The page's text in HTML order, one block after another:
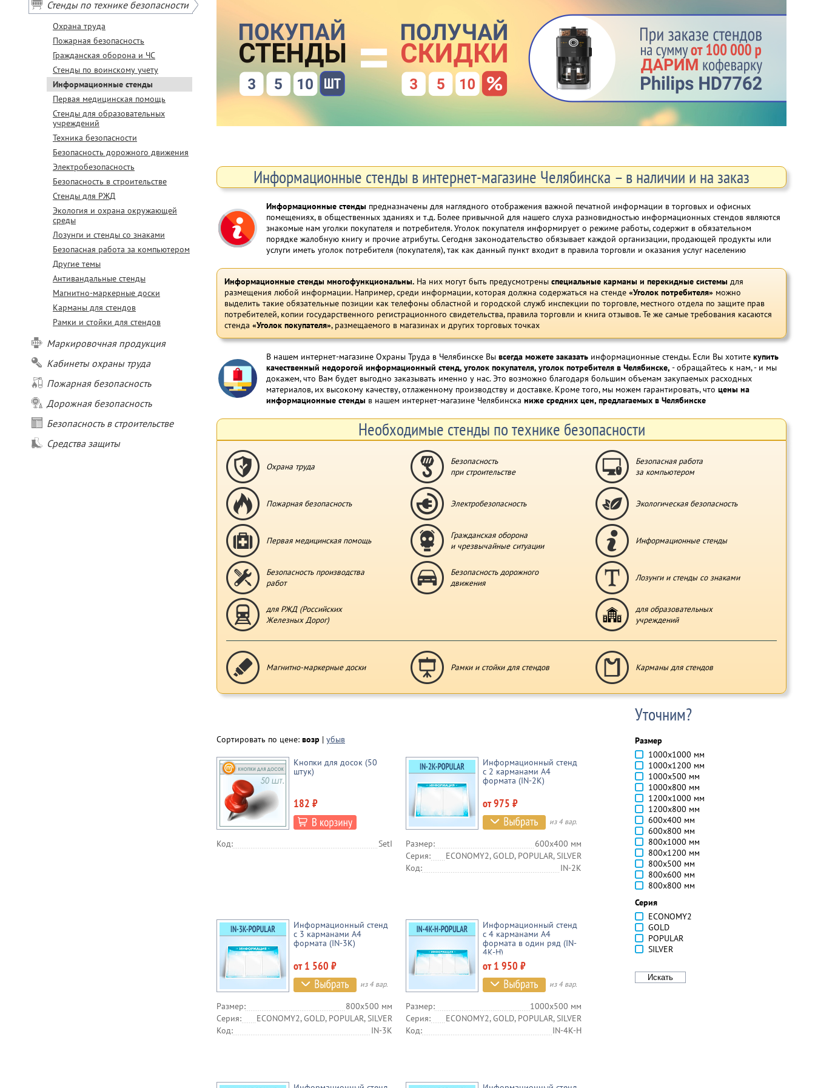
Стенды по технике безопасности
Охрана труда
Пожарная безопасность
Гражданская оборона и ЧС
Стенды по воинскому учету
Информационные стенды
Первая медицинская помощь
Стенды для образовательных
учреждений
Техника безопасности
Безопасность дорожного движения
Электробезопасность
Безопасность в строительстве
Стенды для РЖД
Экология и охрана окружающей
среды
Лозунги и стенды со знаками
Безопасная работа за компьютером
Другие темы
Антивандальные стенды
Магнитно-маркерные доски
Карманы для стендов
Рамки и стойки для стендов
Маркировочная продукция
Кабинеты охраны труда
Пожарная безопасность
Дорожная безопасность
Безопасность в строительстве
Средства защиты
Информационные стенды в интернет-магазине Челябинска – в наличии и на заказ
Информационные стенды предназначены для наглядного отображения важной печатной информации в торговых и офисных
помещениях, в общественных зданиях и т.д. Более привычной для нашего слуха разновидностью информационных стендов являются
знакомые нам уголки покупателя и потребителя. Уголок покупателя информирует о режиме работы, содержит в обязательном
порядке жалобную книгу и прочие атрибуты. Сегодня законодательство обязывает каждой организации, продающей продукты или
услуги иметь уголок потребителя (покупателя), так как данный пункт входит в правила торговли и оказания услуг населению
Информационные стенды многофункциональны. На них могут быть предусмотрены специальные карманы и перекидные системы для
размещения любой информации. Например, среди информации, которая должна содержаться на стенде «Уголок потребителя» можно
выделить такие обязательные позиции как телефоны областной и городской служб инспекции по торговле, местного отдела по защите прав
потребителей, копии государственного регистрационного свидетельства, правила торговли и книга отзывов. Те же самые требования касаются
стенда «Уголок покупателя», размещаемого в магазинах и других торговых точках
В нашем интернет-магазине Охраны Труда в Челябинске Вы всегда можете заказать информационные стенды. Если Вы хотите купить
качественный недорогой информационный стенд, уголок покупателя, уголок потребителя в Челябинске, - обращайтесь к нам, - и мы
докажем, что Вам будет выгодно заказывать именно у нас. Это возможно благодаря большим объемам закупаемых расходных
материалов, их высокому качеству, отлаженному производству и доставке. Кроме того, мы можем гарантировать, что цены на
информационные стенды в нашем интернет-магазине Челябинска ниже средних цен, предлагаемых в Челябинске
Необходимые стенды по технике безопасности
Охрана труда
Безопасность
при строительстве
Безопасная работа
за компьютером
Пожарная безопасность Электробезопасность Экологическая безопасность
Первая медицинская помощь
Гражданская оборона
и чрезвычайные ситуации
Информационные стенды
Безопасность производства
работ
Безопасность дорожного
движения
Лозунги и стенды со знаками
для РЖД (Российских
Железных Дорог)
для образовательных
учреждений
Магнитно-маркерные доски Рамки и стойки для стендов Карманы для стендов
Уточним?
Размер
1000х1000 мм
1000х1200 мм
1000х500 мм
1000х800 мм
1200х1000 мм
1200х800 мм
600х400 мм
600х800 мм
800х1000 мм
800х1200 мм
800х500 мм
800х600 мм
800х800 мм
Серия
ECONOMY2
GOLD
POPULAR
SILVER
Сортировать по цене: возр | убыв
Кнопки для досок (50
штук)
182 ₽
Код: SetI
Информационный стенд
с 2 карманами А4
формата (IN-2K)
от 975 ₽
из 4 вар.
Размер:
600х400 мм
Серия:
ECONOMY2, GOLD, POPULAR, SILVER
Код:
IN-2K
Информационный стенд
с 3 карманами А4
формата (IN-3K)
от 1 560 ₽
из 4 вар.
Размер:
800х500 мм
Серия:
ECONOMY2, GOLD, POPULAR, SILVER
Код:
IN-3K
Информационный стенд
с 4 карманами А4
формата в один ряд (IN-
4K-H)
от 1 950 ₽
из 4 вар.
Размер:
1000х500 мм
Серия:
ECONOMY2, GOLD, POPULAR, SILVER
Код:
IN-4K-H